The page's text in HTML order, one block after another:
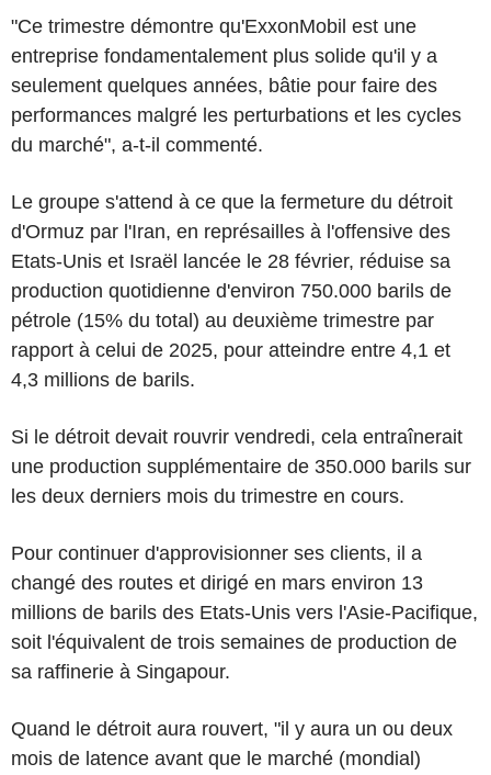
"Ce trimestre démontre qu'ExxonMobil est une
entreprise fondamentalement plus solide qu'il y a
seulement quelques années, bâtie pour faire des
performances malgré les perturbations et les cycles
du marché", a-t-il commenté.
Le groupe s'attend à ce que la fermeture du détroit
d'Ormuz par l'Iran, en représailles à l'offensive des
Etats-Unis et Israël lancée le 28 février, réduise sa
production quotidienne d'environ 750.000 barils de
pétrole (15% du total) au deuxième trimestre par
rapport à celui de 2025, pour atteindre entre 4,1 et
4,3 millions de barils.
Si le détroit devait rouvrir vendredi, cela entraînerait
une production supplémentaire de 350.000 barils sur
les deux derniers mois du trimestre en cours.
Pour continuer d'approvisionner ses clients, il a
changé des routes et dirigé en mars environ 13
millions de barils des Etats-Unis vers l'Asie-Pacifique,
soit l'équivalent de trois semaines de production de
sa raffinerie à Singapour.
Quand le détroit aura rouvert, "il y aura un ou deux
mois de latence avant que le marché (mondial)